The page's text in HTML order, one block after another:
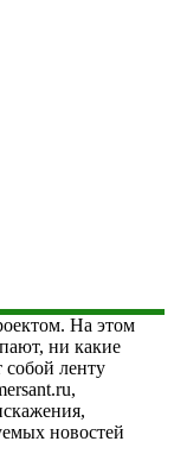
На этом
ни какие
собой ленту
новостей